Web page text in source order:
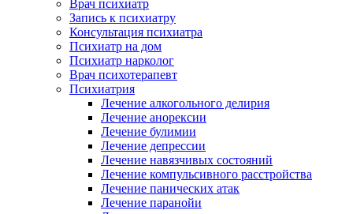
Врач психиатр
Запись к психиатру
Консультация психиатра
Психиатр на дом
Психиатр нарколог
Врач психотерапевт
Психиатрия
Лечение алкогольного делирия
Лечение анорексии
Лечение булимии
Лечение депрессии
Лечение навязчивых состояний
Лечение компульсивного расстройства
Лечение панических атак
Лечение паранойи